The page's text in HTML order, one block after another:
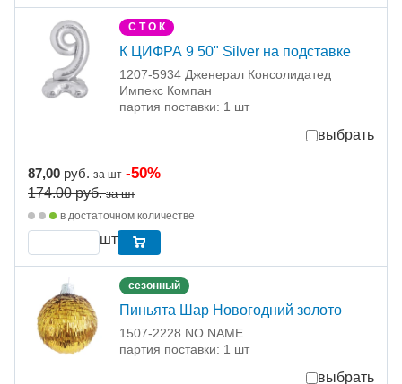
С Т О К
К ЦИФРА 9 50" Silver на подставке
1207-5934 Дженерал Консолидатед
Импекс Компан
партия поставки: 1 шт
выбрать
87,00 руб. за шт -50%
174.00руб. за шт
в достаточном количестве
шт
сезонный
Пиньята Шар Новогодний золото
1507-2228 NO NAME
партия поставки: 1 шт
выбрать